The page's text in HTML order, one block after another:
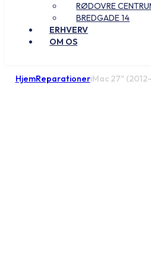
RØDOVRE
BREDGADE 14
ERHVERV
OM OS
HjemReparationeriMac 27"